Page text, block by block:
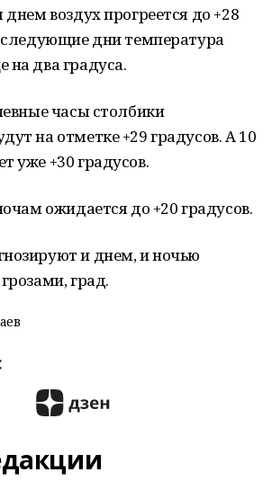
воздух прогреется до +28
дни температура
на два градуса.
часы столбики
на отметке +29 градусов. А 10
уже +30 градусов.
ожидается до +20 градусов.
и днем, и ночью
град.